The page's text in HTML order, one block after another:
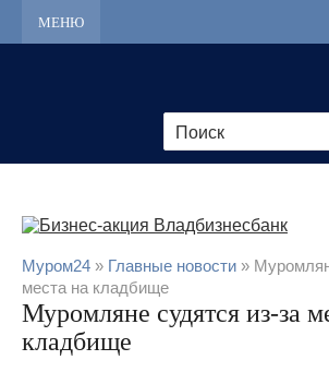
МЕНЮ
Муром24 » Главные новости »
места на кладбище
Муромляне судятся из-за
кладбище